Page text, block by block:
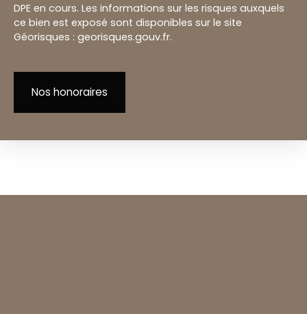
DPE en cours. Les informations sur les risques auxquels
ce bien est exposé sont disponibles sur le site
Géorisques : georisques.gouv.fr.
Nos honoraires